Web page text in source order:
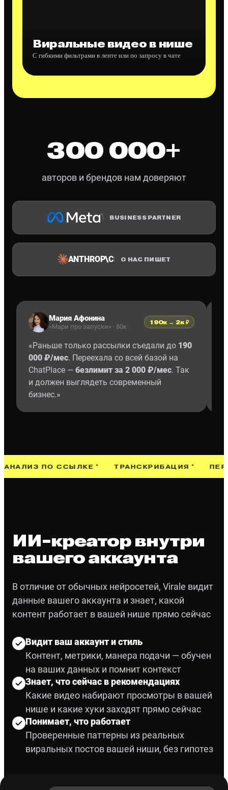
Виральные видео в нише
С гибкими фильтрами в ленте или по запросу в чате
300 000+
авторов и брендов нам доверяют
* BUSINESS PARTNER
ANTHROP\C О НАС ПИШЕТ
Мария Афонина
«Мари про запуски» · 80к
190к → 2к ₽
«Раньше только рассылки съедали до 190
000 ₽/мес. Переехала со всей базой на
ChatPlace — безлимит за 2 000 ₽/мес. Так
и должен выглядеть современный
бизнес.»
ПО ССЫЛКЕ ТРАНСКРИБАЦИЯ ПЕРЕВОД
ИИ-креатор внутри
вашего аккаунта
В отличие от обычных нейросетей, Virale видит
данные вашего аккаунта и знает, какой
контент работает в вашей нише прямо сейчас
Видит ваш аккаунт и стиль
Контент, метрики, манера подачи — обучен
на ваших данных и помнит контекст
Знает, что сейчас в рекомендациях
Какие видео набирают просмотры в вашей
нише и какие хуки заходят прямо сейчас
Понимает, что работает
Проверенные паттерны из реальных
виральных постов вашей ниши, без гипотез